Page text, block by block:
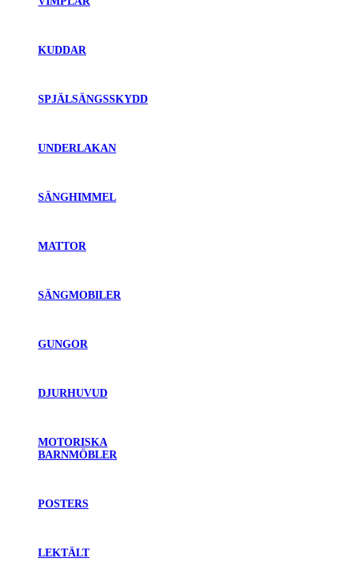
KUDDAR
SPJÄLSÄNGSSKYDD
UNDERLAKAN
SÄNGHIMMEL
MATTOR
SÄNGMOBILER
GUNGOR
DJURHUVUD
MOTORISKA
BARNMÖBLER
POSTERS
LEKTÄLT